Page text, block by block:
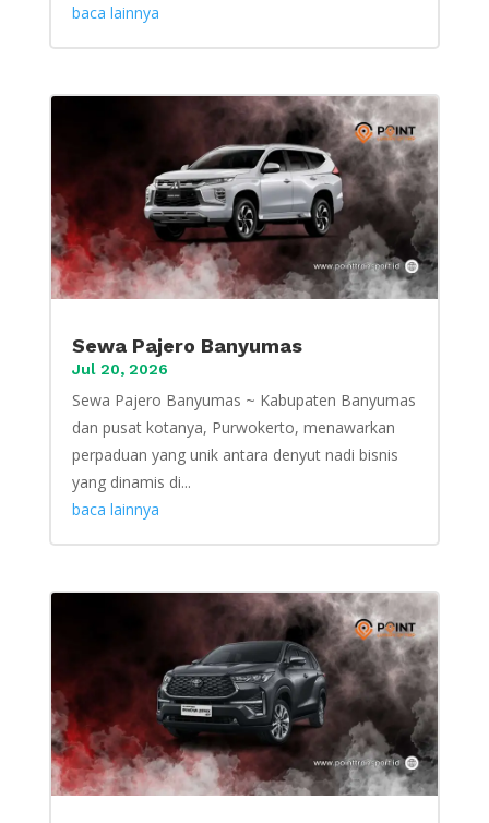
baca lainnya
Sewa Pajero Banyumas
Jul 20, 2026
Sewa Pajero Banyumas ~ Kabupaten Banyumas
dan pusat kotanya, Purwokerto, menawarkan
perpaduan yang unik antara denyut nadi bisnis
yang dinamis di...
baca lainnya